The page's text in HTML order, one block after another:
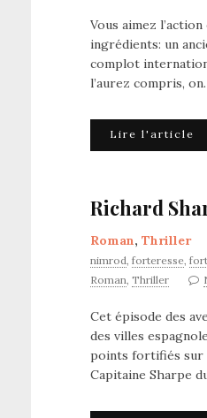
Vous aimez
ingrédients: un
complot
l’aurez compris,
Lire l'article
Richard
Roman, Thriller
nimrod, forteresse,
Roman, Thriller
Cet épisode des
des villes
points fortifiés sur
Capitaine Sharpe